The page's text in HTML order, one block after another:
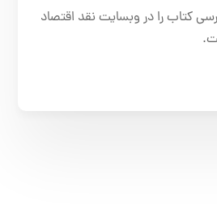
کتاب را در وبسایت نقد اقتصاد